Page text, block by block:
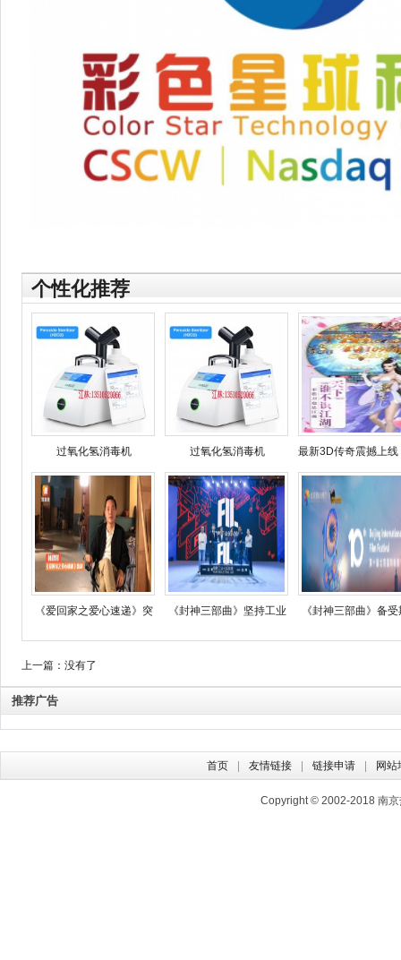
个性化推荐
过氧化氢消毒机 过氧化氢消毒机 最新3D传奇震撼上线
《爱回家之爱心速递》突 《封神三部曲》坚持工业 《封神三部曲》备
上一篇：没有了
推荐广告
首页 友情链接 链接申请 网站
Copyright © 2002-2018 南